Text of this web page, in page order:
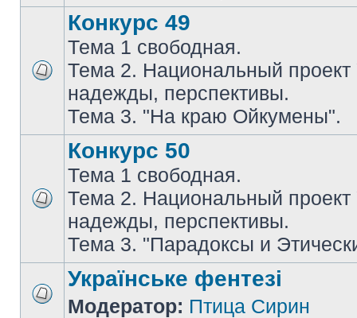
Конкурс 49
Тема 1 свободная.
Тема 2. Национальный
надежды, перспективы.
Тема 3. "На краю Ойкумены".
Конкурс 50
Тема 1 свободная.
Тема 2. Национальный
надежды, перспективы.
Тема 3. "Парадоксы и
Українське фентезі
Модератор: Птица Сирин